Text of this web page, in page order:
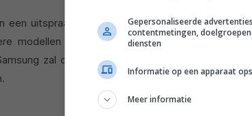
een uitspraak van de Europese Commissie,
modellen moeten verkopen, moeten de huidige
zal de verkoopgroei niet volhouden
Gepersonaliseerde
contentmetingen,
diensten
Informatie op een apparaat
Meer informatie